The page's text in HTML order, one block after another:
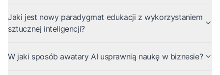
Jaki jest nowy paradygmat edukacji z wykorzystaniem
sztucznej inteligencji?
W jaki sposób awatary AI usprawnią naukę w biznesie?